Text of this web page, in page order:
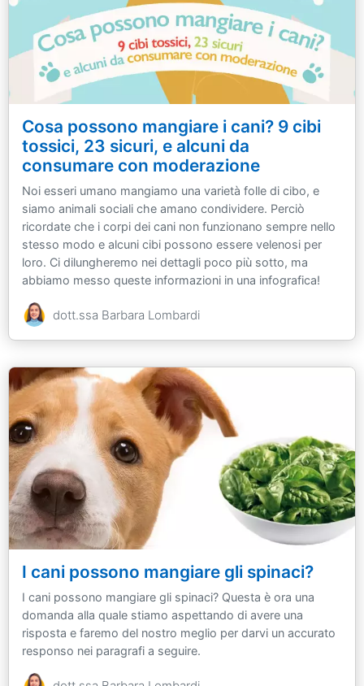
Cosa possono mangiare i cani? 9 cibi
tossici, 23 sicuri, e alcuni da
consumare con moderazione
Noi esseri umano mangiamo una varietà folle di cibo, e
siamo animali sociali che amano condividere. Perciò
ricordate che i corpi dei cani non funzionano sempre nello
stesso modo e alcuni cibi possono essere velenosi per
loro. Ci dilungheremo nei dettagli poco più sotto, ma
abbiamo messo queste informazioni in una infografica!
dott.ssa Barbara Lombardi
I cani possono mangiare gli spinaci?
I cani possono mangiare gli spinaci? Questa è ora una
domanda alla quale stiamo aspettando di avere una
risposta e faremo del nostro meglio per darvi un accurato
responso nei paragrafi a seguire.